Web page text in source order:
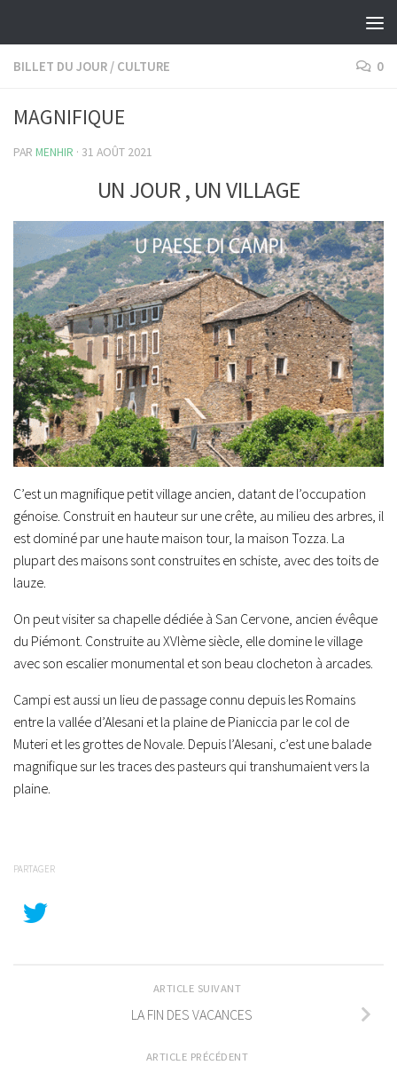
BILLET DU JOUR / CULTURE 0
MAGNIFIQUE
PAR MENHIR · 31 AOÛT 2021
UN JOUR , UN VILLAGE
C’est un magnifique petit village ancien, datant de l’occupation
génoise. Construit en hauteur sur une crête, au milieu des arbres, il
est dominé par une haute maison tour, la maison Tozza. La
plupart des maisons sont construites en schiste, avec des toits de
lauze.
On peut visiter sa chapelle dédiée à San Cervone, ancien évêque
du Piémont. Construite au XVIème siècle, elle domine le village
avec son escalier monumental et son beau clocheton à arcades.
Campi est aussi un lieu de passage connu depuis les Romains
entre la vallée d’Alesani et la plaine de Pianiccia par le col de
Muteri et les grottes de Novale. Depuis l’Alesani, c’est une balade
magnifique sur les traces des pasteurs qui transhumaient vers la
plaine.
PARTAGER
ARTICLE SUIVANT
LA FIN DES VACANCES
ARTICLE PRÉCÉDENT